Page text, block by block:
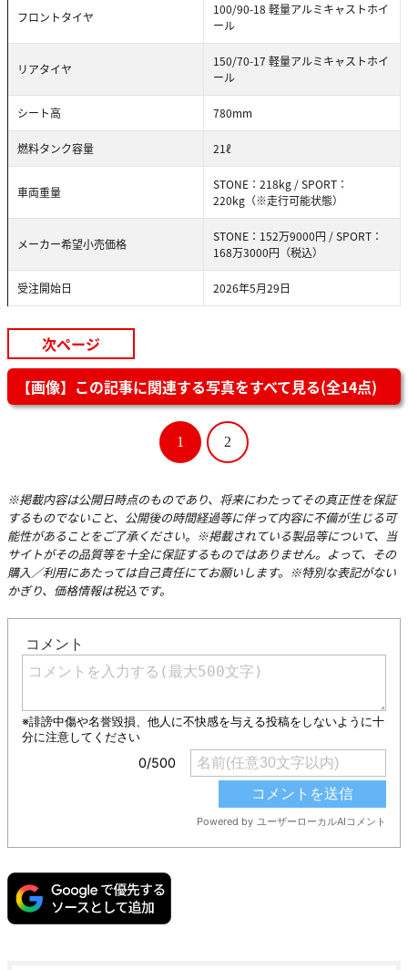
フロントタイヤ
100/90-18 軽量アルミキャストホイ
ール
リアタイヤ
150/70-17 軽量アルミキャストホイ
ール
シート高 780mm
燃料タンク容量 21ℓ
車両重量
STONE：218kg / SPORT：
220kg（※走行可能状態）
メーカー希望小売価格
STONE：152万9000円 / SPORT：
168万3000円（税込）
受注開始日 2026年5月29日
次ページ
【画像】この記事に関連する写真をすべて見る(全14点)
1 2
※掲載内容は公開日時点のものであり、将来にわたってその真正性を保証
するものでないこと、公開後の時間経過等に伴って内容に不備が生じる可
能性があることをご了承ください。※掲載されている製品等について、当
サイトがその品質等を十全に保証するものではありません。よって、その
購入／利用にあたっては自己責任にてお願いします。※特別な表記がない
かぎり、価格情報は税込です。